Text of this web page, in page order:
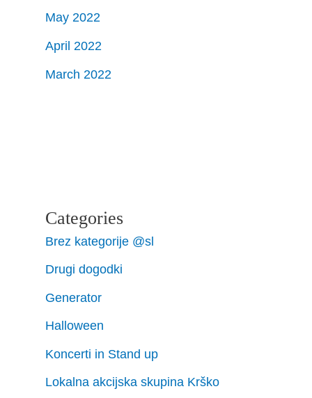
May 2022
April 2022
March 2022
Categories
Brez kategorije @sl
Drugi dogodki
Generator
Halloween
Koncerti in Stand up
Lokalna akcijska skupina Krško